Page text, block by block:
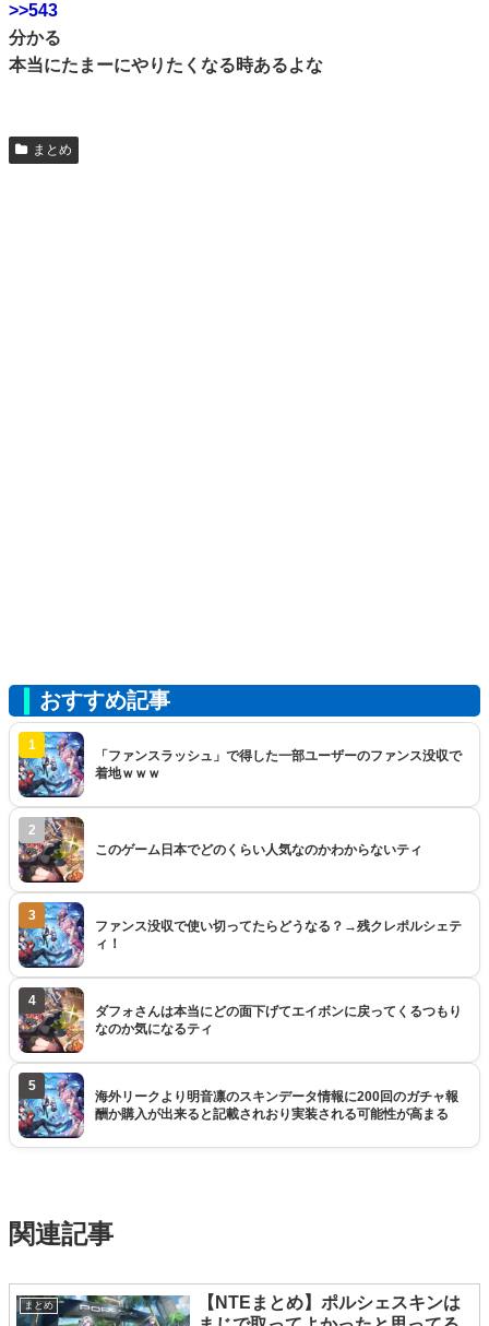
>>543
分かる
本当にたまーにやりたくなる時あるよな
まとめ
おすすめ記事
1
「ファンスラッシュ」で得した一部ユーザーのファンス没収で
着地ｗｗｗ
2
このゲーム日本でどのくらい人気なのかわからないティ
3
ファンス没収で使い切ってたらどうなる？→残クレポルシェテ
ィ！
4
ダフォさんは本当にどの面下げてエイボンに戻ってくるつもり
なのか気になるティ
5
海外リークより明音凛のスキンデータ情報に200回のガチャ報
酬か購入が出来ると記載されおり実装される可能性が高まる
関連記事
まとめ
【NTEまとめ】ポルシェスキンは